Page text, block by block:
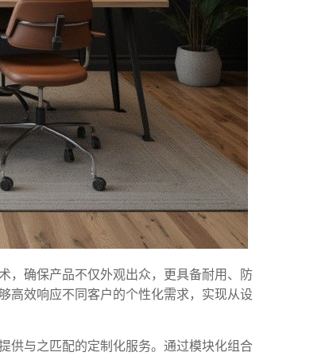
，确保产品不仅外观出众，更具备耐用、防
高效响应不同客户的个性化需求，实现从设
供与之匹配的定制化服务。通过模块化组合